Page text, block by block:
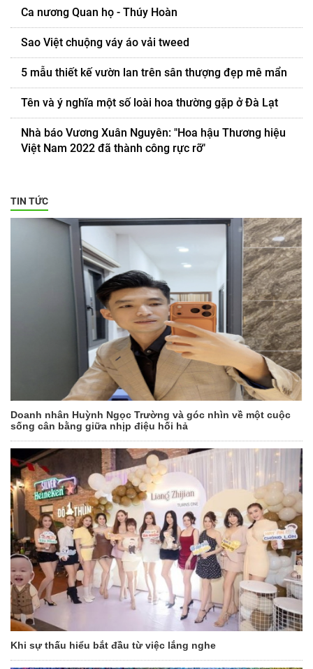
Ca nương Quan họ - Thúy Hoàn
Sao Việt chuộng váy áo vải tweed
5 mẫu thiết kế vườn lan trên sân thượng đẹp mê mẩn
Tên và ý nghĩa một số loài hoa thường gặp ở Đà Lạt
Nhà báo Vương Xuân Nguyên: "Hoa hậu Thương hiệu
Việt Nam 2022 đã thành công rực rỡ"
TIN TỨC
Doanh nhân Huỳnh Ngọc Trường và góc nhìn về một cuộc
sống cân bằng giữa nhịp điệu hối hả
Khi sự thấu hiểu bắt đầu từ việc lắng nghe